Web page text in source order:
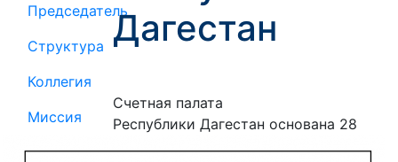
Председатель
Структура
Коллегия
Миссия
Стратегия
Дагестан
Счетная палата
Республики Дагестан основана 28